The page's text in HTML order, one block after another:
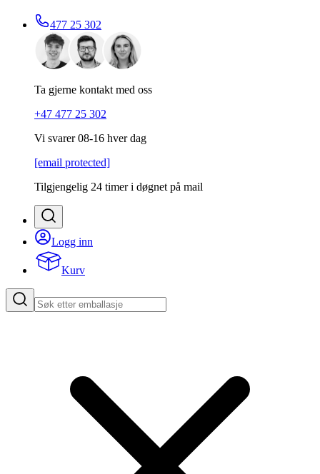
477 25 302
Ta gjerne kontakt med oss
+47 477 25 302
Vi svarer 08-16 hver dag
[email protected]
Tilgjengelig 24 timer i døgnet på mail
Logg inn
Kurv